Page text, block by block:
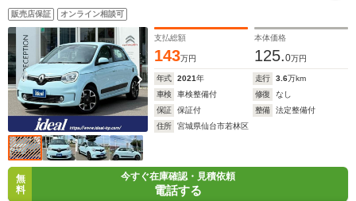
販売店保証 オンライン相談可
支払総額
143万円
本体価格
125.0万円
年式 2021年 走行 3.6万km
車検
車検整備付 修復
なし
保証
保証付 整備
法定整備付
住所
宮城県仙台市若林区
無
料
今すぐ在庫確認・見積依頼
電話する